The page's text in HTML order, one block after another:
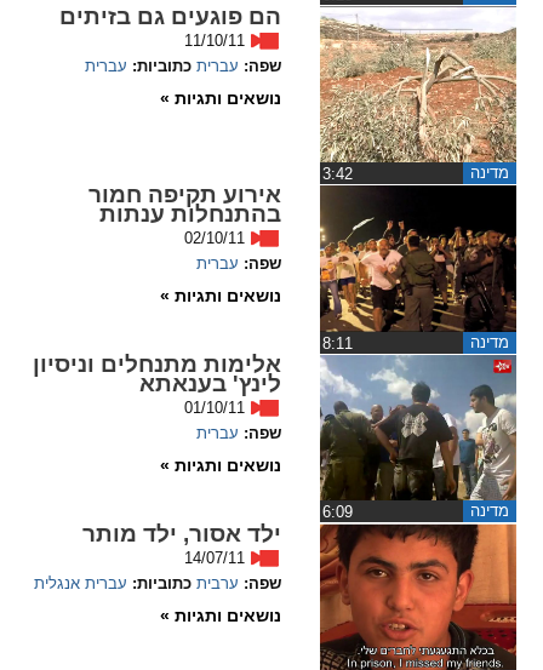
מדינה
הם פוגעים גם בזיתים
11/10/11
שפה: עברית כתוביות: עברית
נושאים ותגיות »
מדינה
אירוע תקיפה חמור
בהתנחלות ענתות
02/10/11
שפה: עברית
נושאים ותגיות »
מדינה
אלימות מתנחלים וניסיון
לינץ' בענאתא
01/10/11
שפה: עברית
נושאים ותגיות »
ילד אסור, ילד מותר
14/07/11
שפה: ערבית כתוביות: עברית אנגלית
נושאים ותגיות »